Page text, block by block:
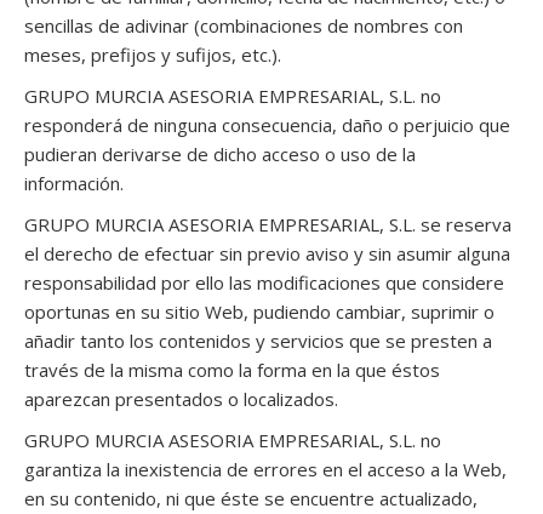
sencillas de adivinar (combinaciones de nombres con
meses, prefijos y sufijos, etc.).
GRUPO MURCIA ASESORIA EMPRESARIAL, S.L. no
responderá de ninguna consecuencia, daño o perjuicio que
pudieran derivarse de dicho acceso o uso de la
información.
GRUPO MURCIA ASESORIA EMPRESARIAL, S.L. se reserva
el derecho de efectuar sin previo aviso y sin asumir alguna
responsabilidad por ello las modificaciones que considere
oportunas en su sitio Web, pudiendo cambiar, suprimir o
añadir tanto los contenidos y servicios que se presten a
través de la misma como la forma en la que éstos
aparezcan presentados o localizados.
GRUPO MURCIA ASESORIA EMPRESARIAL, S.L. no
garantiza la inexistencia de errores en el acceso a la Web,
en su contenido, ni que éste se encuentre actualizado,